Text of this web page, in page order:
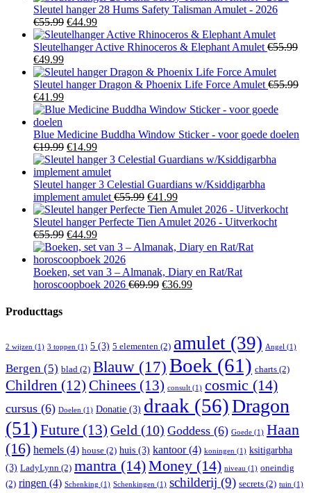
Sleutel hanger 28 Hums Safety Talisman Amulet - 2026
€55.99 Oorspronkelijke
prijs
was:
€44.99Huidige
prijs
is:
Sleutelhanger Active Rhinoceros & Elephant Amulet €55.99
Oorspronkelijke
prijs
was:
€55.99.
€49.99Huidige
prijs
is:
€49.99.
Sleutel hanger Dragon & Phoenix Life Force Amulet €55.99
Oorspronkelijke
prijs
was:
€55.99.
€41.99Huidige
prijs
€41.99.
Blue Medicine Buddha Window Sticker - voor goede doelen
€19.99 Oorspronkelijke
prijs
was:
€19.99.
€14.99Huidige
prijs
is:
€14.99.
Sleutel hanger 3 Celestial Guardians w/Ksiddigarbha
implement amulet €55.99 Oorspronkelijke
prijs
was:
€41.99Huidige
prijs
is:
Sleutel hanger Perfecte Tien Amulet 2026 - Uitverkocht
€55.99 Oorspronkelijke
prijs
was:
€55.99.
€44.99Huidige
prijs
is:
€44.99.
Boeken, set van 3 – Almanak, Diary en Rat/Rat
horoscoopboek 2026 €69.99 Oorspronkelijke
€36.99Huidige
Producttags
2 wijzen (1) 3 toppen (1) 5 (3) 5 elementen (2) amulet (39) Angel (1)
Bergen (5) blad (2) Blauw (17) Boek (61) charts (2)
Children (12) Chinees (13) consult (1) cosmic (14)
cursus (6) Doelen (1) Donatie (3) draak (56)Dragon
(51) Future (13) Geld (10) Goddess (6) Goede (1) Haan
(16) hemels (4) house (2) huis (3) kantoor(4) koningen (1) ksitigarbha
(3) LadyLynn (2) mantra (14)Money (14) niveau (1) oneindig
(2) ringen (4) Schenking (1) Schenkingen (1) schilderij (9) secrets (2) tuin (1)